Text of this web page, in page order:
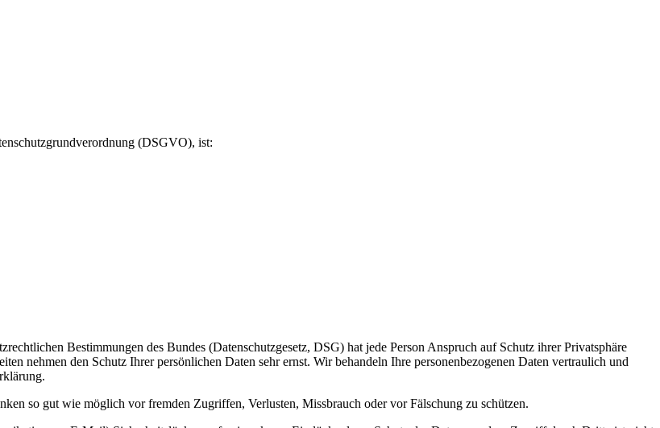
(DSGVO), ist:
Bestimmungen des Bundes (Datenschutzgesetz, DSG) hat jede Person Anspruch auf Schutz ihrer Privatsphäre
nehmen den Schutz Ihrer persönlichen Daten sehr ernst. Wir behandeln Ihre personenbezogenen Daten vertraulich und
so gut wie möglich vor fremden Zugriffen, Verlusten, Missbrauch oder vor Fälschung zu schützen.